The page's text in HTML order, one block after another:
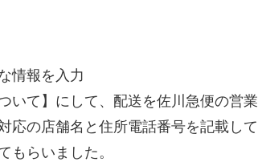
情報を入力
いて】にして、配送を佐川急便の営業
応の店舗名と住所電話番号を記載して
もらいました。